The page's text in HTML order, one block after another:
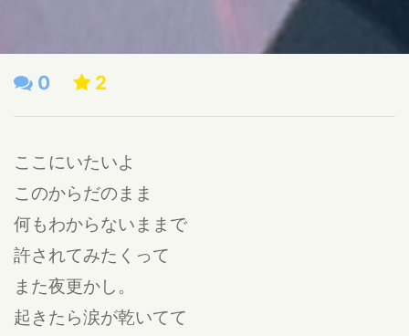
0 2
ここにいたいよ
このからだのまま
何もわからないままで
許されてみたくって
また夜更かし。
起きたら涙が乾いてて